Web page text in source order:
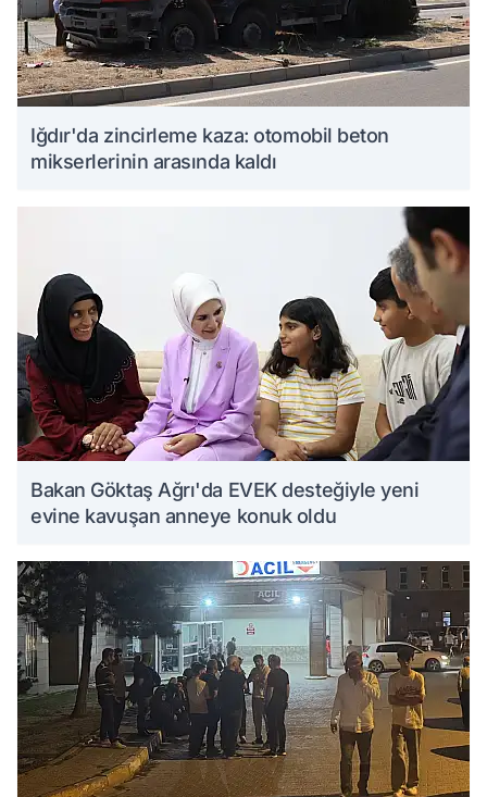
Iğdır'da zincirleme kaza: otomobil beton
mikserlerinin arasında kaldı
Bakan Göktaş Ağrı'da EVEK desteğiyle yeni
evine kavuşan anneye konuk oldu